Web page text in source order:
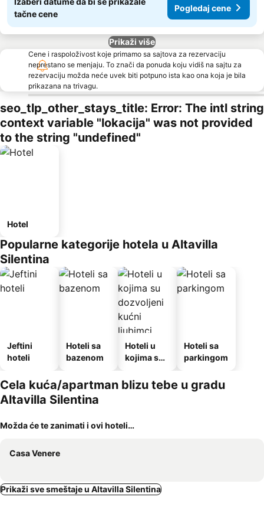
tačne cene
Pogledaj cene
Prikaži više
Cene i raspoloživost koje primamo sa sajtova za rezervaciju
neprestano se menjaju. To znači da ponuda koju vidiš na sajtu za
rezervaciju možda neće uvek biti potpuno ista kao ona koja je bila
prikazana na trivagu.
seo_tlp_other_stays_title: Error: The intl string
context variable "lokacija" was not provided
to the string "undefined"
Hotel
Popularne kategorije hotela u Altavilla
Silentina
Jeftini
hoteli
Hoteli sa
bazenom
Hoteli u
kojima su
kućni
ljubimci
Hoteli sa
parkingom
Cela kuća/apartman blizu tebe u gradu
Altavilla Silentina
Možda će te zanimati i ovi hoteli…
Casa Venere
Prikaži sve smeštaje u Altavilla Silentina